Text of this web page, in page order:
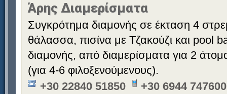
Άρης Διαμερίσματα
Συγκρότημα διαμονής σε έκταση 4
θάλασσα, πισίνα με Τζακούζι και pool
διαμονής, από διαμερίσματα για 2
(για 4-6 φιλοξενούμενους).
+30 22840 51850
+30 6944 747600